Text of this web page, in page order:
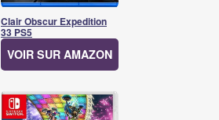
Clair Obscur Expedition
33 PS5
VOIR SUR AMAZON